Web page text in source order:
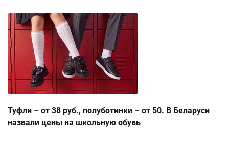
Туфли – от 38 руб., полуботинки – от 50. В Беларуси
назвали цены на школьную обувь